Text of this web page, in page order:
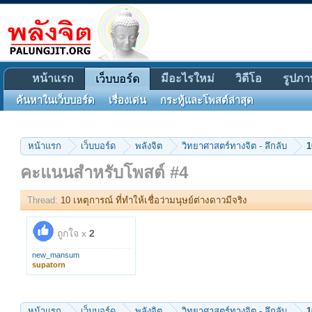
หน้าแรก เว็บบอร์ด พลังจิต วิทยาศาสตร์ทางจิต - ลึกลับ
คะแนนสำหรับโพสต์ #4
Thread: 10 เหตุการณ์ ที่ทำให้เชื่อว่ามนุษย์ต่างดาวมีจริง
ถูกใจ x 2
new_mansum
supatorn
หน้าแรก เว็บบอร์ด
ค้นหาในเว็บบอร์ด เรื่องเด่น กระทู้และโพสต์ล่าสุด
มีอะไรใหม่ วิดีโอ รูปภ